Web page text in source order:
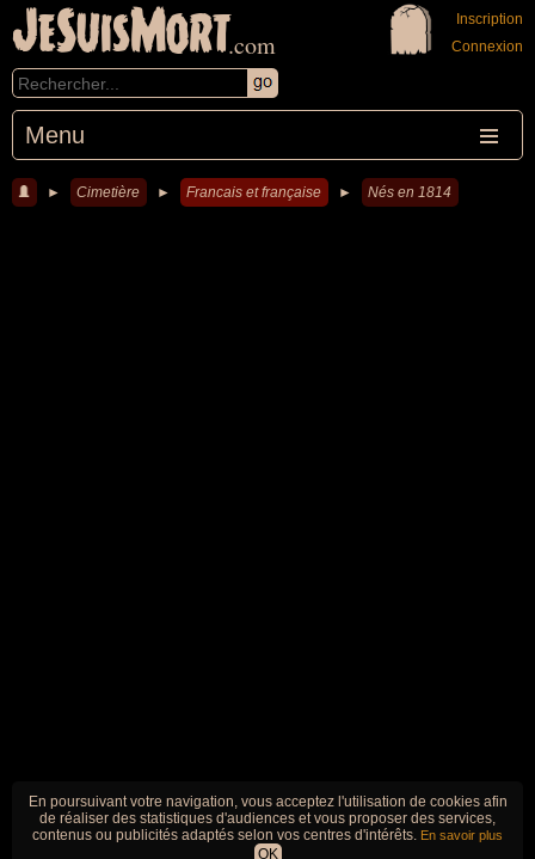
JeSuisMort.com
Menu
Inscription
Connexion
► Cimetière ► Francais et française ► Nés en 1814
En poursuivant votre navigation, vous acceptez l'utilisation de cookies afin
de réaliser des statistiques d'audiences et vous proposer des services,
contenus ou publicités adaptés selon vos centres d'intérêts. En savoir plus
OK